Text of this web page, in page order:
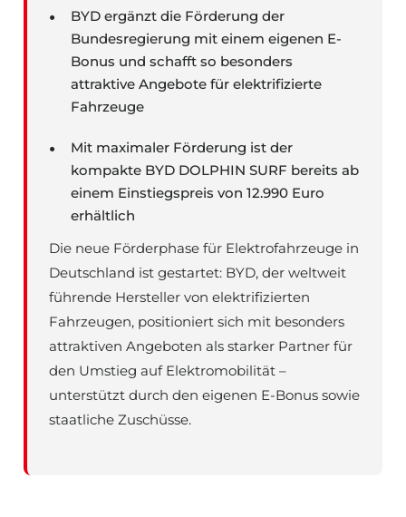
BYD ergänzt die Förderung der
Bundesregierung mit einem eigenen E-
Bonus und schafft so besonders
attraktive Angebote für elektrifizierte
Fahrzeuge
Mit maximaler Förderung ist der
kompakte BYD DOLPHIN SURF bereits ab
einem Einstiegspreis von 12.990 Euro
erhältlich
Die neue Förderphase für Elektrofahrzeuge in
Deutschland ist gestartet: BYD, der weltweit
führende Hersteller von elektrifizierten
Fahrzeugen, positioniert sich mit besonders
attraktiven Angeboten als starker Partner für
den Umstieg auf Elektromobilität –
unterstützt durch den eigenen E-Bonus sowie
staatliche Zuschüsse.